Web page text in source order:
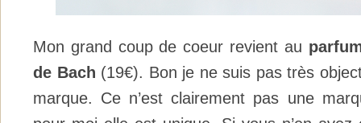
Mon grand coup de coeur revient au
de Bach (19€). Bon je ne suis pas très
marque. Ce n’est clairement pas une